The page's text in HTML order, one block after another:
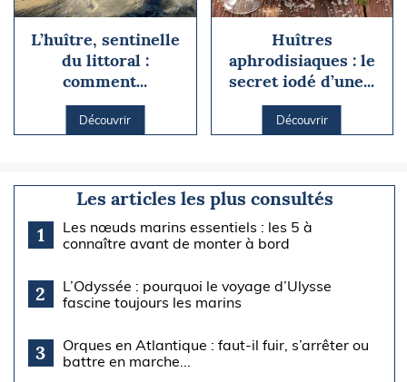
L’huître, sentinelle
du littoral :
comment...
Découvrir
Huîtres
aphrodisiaques : le
secret iodé d’une...
Découvrir
Les articles les plus consultés
1
Les nœuds marins essentiels : les 5 à
connaître avant de monter à bord
2
L’Odyssée : pourquoi le voyage d’Ulysse
fascine toujours les marins
3
Orques en Atlantique : faut-il fuir, s’arrêter ou
battre en marche...